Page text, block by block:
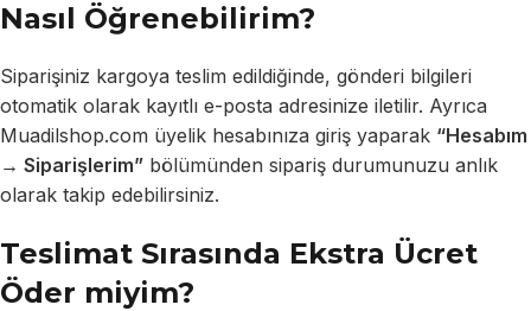
Nasıl Öğrenebilirim?
Siparişiniz kargoya teslim edildiğinde, gönderi bilgileri
otomatik olarak kayıtlı e-posta adresinize iletilir. Ayrıca
Muadilshop.com üyelik hesabınıza giriş yaparak “Hesabım
→ Siparişlerim” bölümünden sipariş durumunuzu anlık
olarak takip edebilirsiniz.
Teslimat Sırasında Ekstra Ücret
Öder miyim?